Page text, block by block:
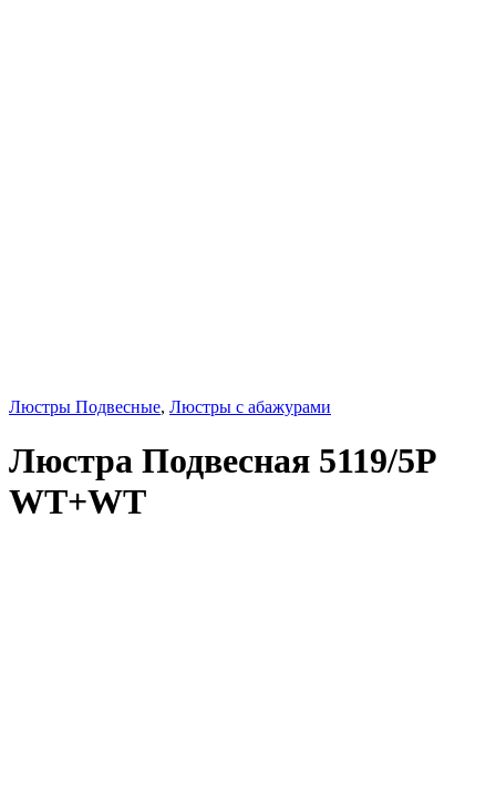
Люстры Подвесные, Люстры с абажурами
Люстра Подвесная 5119/5P
WT+WT